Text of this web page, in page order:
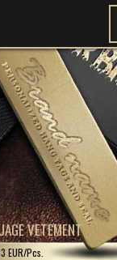
VETEMENT
EUR/Pcs.